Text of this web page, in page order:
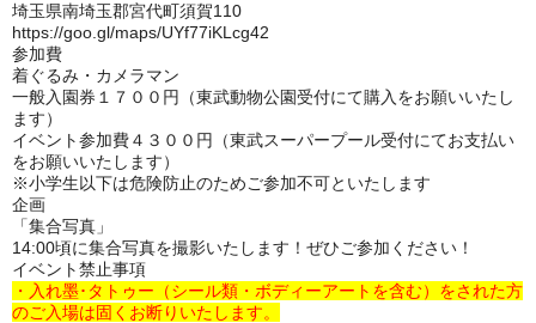
埼玉県南埼玉郡宮代町須賀110
https://goo.gl/maps/UYf77iKLcg42
参加費
着ぐるみ・カメラマン
一般入園券１７００円（東武動物公園受付にて購入をお願いいたし
ます）
イベント参加費４３００円（東武スーパープール受付にてお支払い
をお願いいたします）
※小学生以下は危険防止のためご参加不可といたします
企画
「集合写真」
14:00頃に集合写真を撮影いたします！ぜひご参加ください！
イベント禁止事項
・入れ墨･タトゥー（シール類・ボディーアートを含む）をされた方
のご入場は固くお断りいたします。